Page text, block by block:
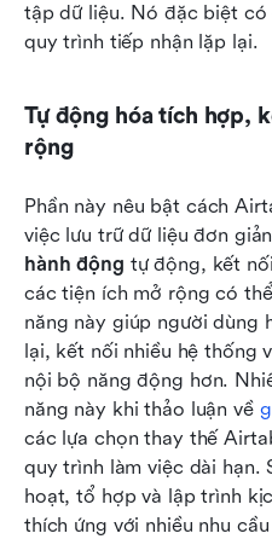
tập dữ liệu. Nó đặc biệt
quy trình tiếp nhận lặp lại.
Tự động hóa tích hợp,
rộng
Phần này nêu bật cách
hành động tự động, kết
các tiện ích mở rộng có
năng này giúp người dùng
lại, kết nối nhiều hệ thống
nội bộ năng động hơn.
năng này khi thảo luận về
các lựa chọn thay thế
quy trình làm việc dài hạn.
hoạt, tổ hợp và lập trình
thích ứng với nhiều nhu